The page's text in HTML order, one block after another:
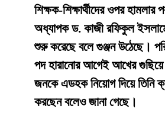
শিক্ষক-শিক্ষার্থীদের ওপর হামলার
অধ্যাপক ড. কাজী রফিকুল
শুরু করেছে বলে গুঞ্জন উঠেছে।
পদ হারানোর আগেই আখের গুছিয়ে
জনকে এডহক নিয়োগ দিয়ে তিনি
করছেন বলেও জানা গেছে।